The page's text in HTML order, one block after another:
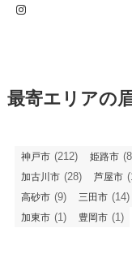
Instagram
最寄エリアの
神戸市 (212) 姫路市
加古川市 (28) 芦屋市
高砂市 (9) 三田市 (14)
加東市 (1) 豊岡市 (1)